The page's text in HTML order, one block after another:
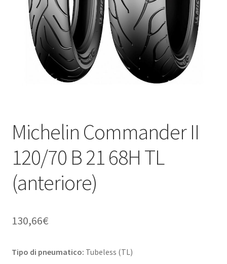
child
Michelin Commander II
120/70 B 21 68H TL
(anteriore)
130,66€
Tipo di pneumatico: Tubeless (TL)